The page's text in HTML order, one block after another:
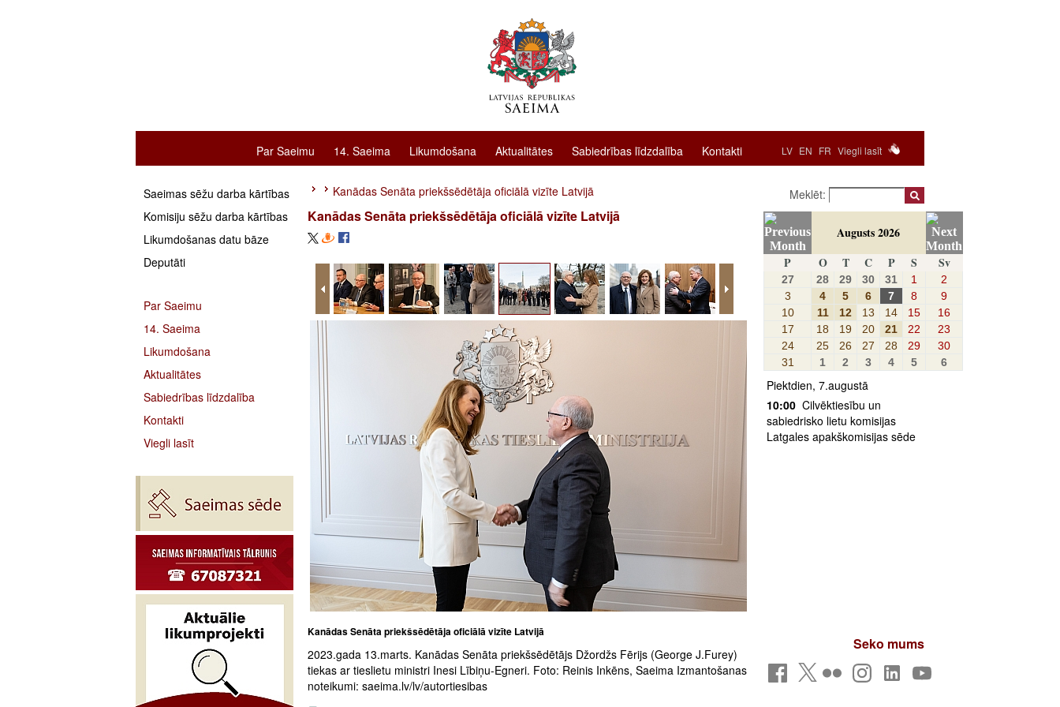
LV EN FR Viegli lasīt
Par Saeimu 14. Saeima Likumdošana Aktualitātes Sabiedrības līdzdalība Kontakti
Saeimas sēžu darba kārtības
Komisiju sēžu darba kārtības
Likumdošanas datu bāze
Deputāti
Par Saeimu
14. Saeima
Likumdošana
Aktualitātes
Sabiedrības līdzdalība
Kontakti
Viegli lasīt
Kanādas Senāta priekšsēdētāja oficiālā vizīte Latvijā
Kanādas Senāta priekšsēdētāja oficiālā vizīte Latvijā
Kanādas Senāta priekšsēdētāja oficiālā vizīte Latvijā
2023.gada 13.marts. Kanādas Senāta priekšsēdētājs Džordžs Fērijs (George J.Furey)
tiekas ar tieslietu ministri Inesi Lībiņu-Egneri. Foto: Reinis Inkēns, Saeima Izmantošanas
noteikumi: saeima.lv/lv/autortiesibas
Meklēt:
Augusts 2026
P
O T C P S Sv
27 28 29 30 31 1
2
3
4 5 6 7 8
9
10
11 12 13 14 15
16
17
18 19 20 21 22
23
24
25 26 27 28 29
30
31
1 2 3 4 5 6
Piektdien, 7.augustā
10:00 Cilvēktiesību un
sabiedrisko lietu komisijas
Latgales apakškomisijas sēde
Seko mums